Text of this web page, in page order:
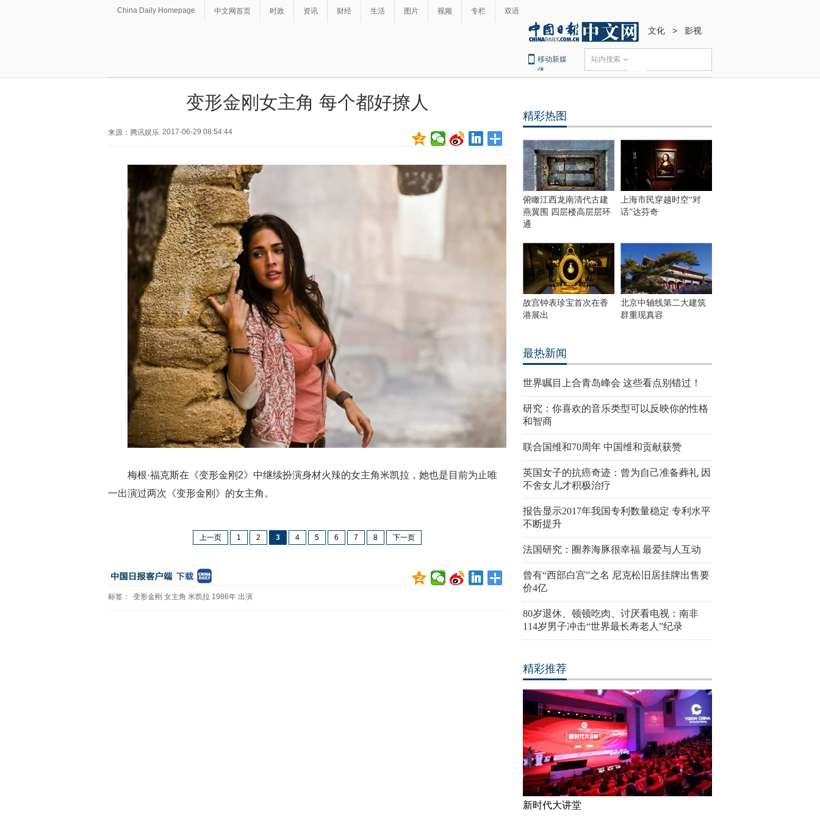
China Daily Homepage 中文网首页 时政 资讯 财经 生活 图片 视频 专栏 双语
文化 > 影视
移动新媒
体
站内搜索
变形金刚女主角 每个都好撩人
来源：腾讯娱乐 2017-06-29 08:54:44
梅根·福克斯在《变形金刚2》中继续扮演身材火辣的女主角米凯拉，她也是目前为止唯
一出演过两次《变形金刚》的女主角。
上一页 1 2 3 4 5 6 7 8 下一页
标签： 变形金刚 女主角 米凯拉 1986年 出演
精彩热图
俯瞰江西龙南清代古建
燕翼围 四层楼高层层环
通
上海市民穿越时空“对
话”达芬奇
故宫钟表珍宝首次在香
港展出
北京中轴线第二大建筑
群重现真容
最热新闻
世界瞩目上合青岛峰会 这些看点别错过！
研究：你喜欢的音乐类型可以反映你的性格
和智商
联合国维和70周年 中国维和贡献获赞
英国女子的抗癌奇迹：曾为自己准备葬礼 因
不舍女儿才积极治疗
报告显示2017年我国专利数量稳定 专利水平
不断提升
法国研究：圈养海豚很幸福 最爱与人互动
曾有“西部白宫”之名 尼克松旧居挂牌出售要
价4亿
80岁退休、顿顿吃肉、讨厌看电视：南非
114岁男子冲击“世界最长寿老人”纪录
精彩推荐
新时代大讲堂